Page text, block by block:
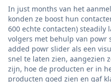
In just months van het
konden ze boost hun
600 echte contacten) steadily
volgers met behulp van powr
added powr slider als een
snel te laten zien, aangezien
zijn, hoe de producten er in
producten goed zien en gaf